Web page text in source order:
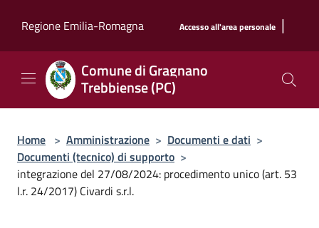
Regione Emilia-Romagna
Accesso all'area personale |
Comune di Gragnano
Trebbiense (PC)
Home > Amministrazione > Documenti e dati >
Documenti (tecnico) di supporto >
integrazione del 27/08/2024: procedimento unico (art. 53
l.r. 24/2017) Civardi s.r.l.